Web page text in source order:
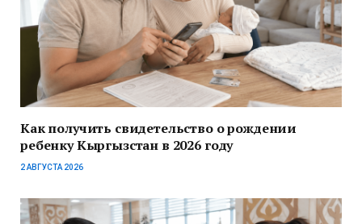
Как получить свидетельство о рождении
ребенку Кыргызстан в 2026 году
2 АВГУСТА 2026